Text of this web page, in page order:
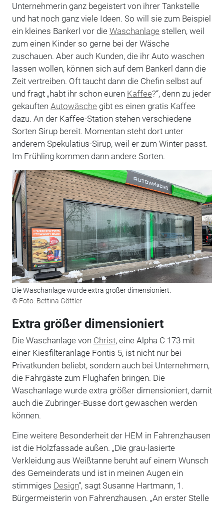
Unternehmerin ganz begeistert von ihrer Tankstelle
und hat noch ganz viele Ideen. So will sie zum Beispiel
ein kleines Bankerl vor die Waschanlage stellen, weil
zum einen Kinder so gerne bei der Wäsche
zuschauen. Aber auch Kunden, die ihr Auto waschen
lassen wollen, können sich auf dem Bankerl dann die
Zeit vertreiben. Oft taucht dann die Chefin selbst auf
und fragt „habt ihr schon euren Kaffee?“, denn zu jeder
gekauften Autowäsche gibt es einen gratis Kaffee
dazu. An der Kaffee-Station stehen verschiedene
Sorten Sirup bereit. Momentan steht dort unter
anderem Spekulatius-Sirup, weil er zum Winter passt.
Im Frühling kommen dann andere Sorten.
Die Waschanlage wurde extra größer dimensioniert.
© Foto: Bettina Göttler
Extra größer dimensioniert
Die Waschanlage von Christ, eine Alpha C 173 mit
einer Kiesfilteranlage Fontis 5, ist nicht nur bei
Privatkunden beliebt, sondern auch bei Unternehmern,
die Fahrgäste zum Flughafen bringen. Die
Waschanlage wurde extra größer dimensioniert, damit
auch die Zubringer-Busse dort gewaschen werden
können.
Eine weitere Besonderheit der HEM in Fahrenzhausen
ist die Holzfassade außen. „Die grau-lasierte
Verkleidung aus Weißtanne beruht auf einem Wunsch
des Gemeinderats und ist in meinen Augen ein
stimmiges Design“, sagt Susanne Hartmann, 1.
Bürgermeisterin von Fahrenzhausen. „An erster Stelle